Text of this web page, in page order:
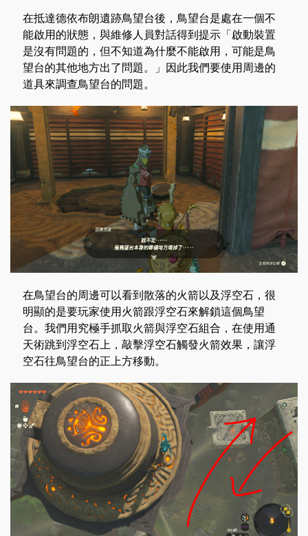
在抵達德依布朗遺跡鳥望台後，鳥望台是處在一個不
能啟用的狀態，與維修人員對話得到提示「啟動裝置
是沒有問題的，但不知道為什麼不能啟用，可能是鳥
望台的其他地方出了問題。」因此我們要使用周邊的
道具來調查鳥望台的問題。
在鳥望台的周邊可以看到散落的火箭以及浮空石，很
明顯的是要玩家使用火箭跟浮空石來解鎖這個鳥望
台。我們用究極手抓取火箭與浮空石組合，在使用通
天術跳到浮空石上，敲擊浮空石觸發火箭效果，讓浮
空石往鳥望台的正上方移動。